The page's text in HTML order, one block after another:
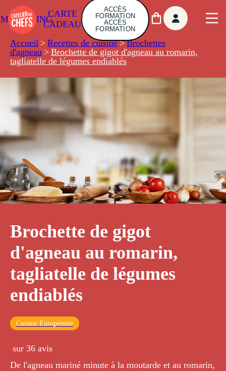
CARTE
CADEAU
ACCÈS
FORMATION
ACCÈS
FORMATION
Accueil > Recettes de cuisine > Brochettes
d'agneau > Brochette de gigot d'agneau au romarin,
tagliatelle de légumes endiablés
Brochette de gigot
d'agneau au romarin,
tagliatelle de légumes
endiablés
Cuisine Européenne
sur 36 avis
De l'agneau mariné minute à la moutarde et au romarin,